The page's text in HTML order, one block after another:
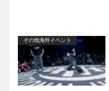
その他海外イベント